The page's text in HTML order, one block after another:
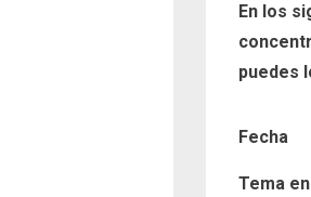
En los
puedes
Fecha
Tema